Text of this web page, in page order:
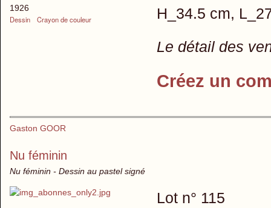
1926
Dessin
Crayon de couleur
H_34.5 cm,
Le détail des
Créez un
Gaston GOOR
Nu féminin
Nu féminin - Dessin au pastel signé
Lot n° 115